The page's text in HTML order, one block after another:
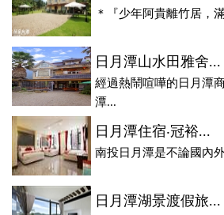
＊『少年阿貴離竹居，
日月潭山水田雅舍...
經過熱鬧喧嘩的日月潭
潭...
日月潭住宿‧冠裕...
南投日月潭是不論國內
日月潭湖景渡假旅...